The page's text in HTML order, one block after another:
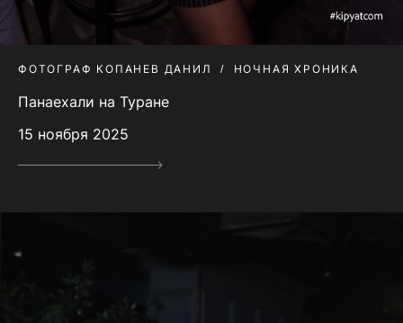
ФОТОГРАФ КОПАНЕВ ДАНИЛ НОЧНАЯ ХРОНИКА
Панаехали на Туране
15 ноября 2025